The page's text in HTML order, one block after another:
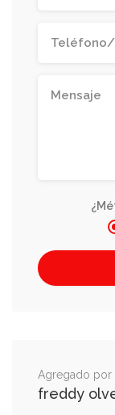
Agregado por
freddy